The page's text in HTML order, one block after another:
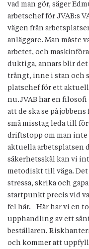
vad man gör, säger
arbetschef för JVAB:s
vägen från
anläggare. Man måste
arbetet, och
duktiga, annars blir
trångt, inne i stan och
platschef för ett
nu.JVAB har en
att de ska se på
små misstag leda till
driftstopp om man inte
aktuella arbetsplatsen
säkerhetsskäl kan vi
metodiskt till väga. Det
stressa, skrika och
startpunkt precis vid
fel här.– Här har vi en
upphandling av ett
beställaren.
och kommer att